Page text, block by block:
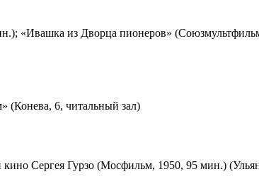
«Ивашка из Дворца пионеров»
(Конева, 6, читальный зал)
Сергея Гурзо (Мосфильм, 1950, 95 мин.)